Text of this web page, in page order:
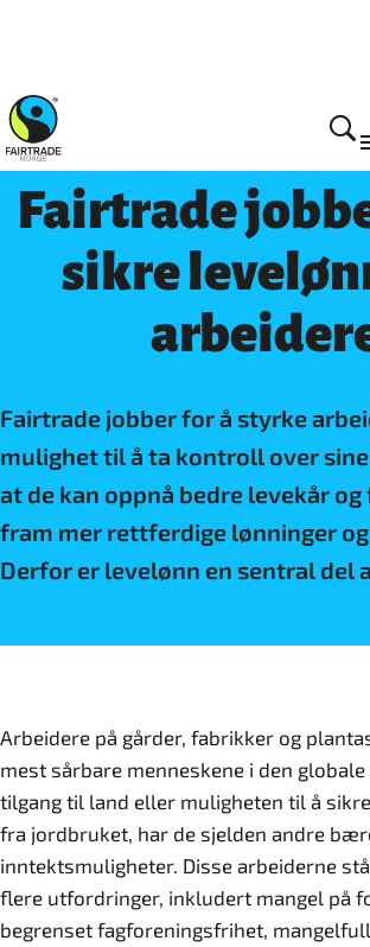
Levelønn og leveinntekt
Fairtrade
sikre
Fairtrade jobber for å styrke
mulighet til å ta kontroll over
at de kan oppnå bedre levekår
fram mer rettferdige lønninger
Derfor er levelønn en sentral del
Arbeidere på gårder, fabrikker og
mest sårbare menneskene i den globale
tilgang til land eller muligheten til å
fra jordbruket, har de sjelden andre
inntektsmuligheter. Disse arbeiderne
flere utfordringer, inkludert mangel på
begrenset fagforeningsfrihet,